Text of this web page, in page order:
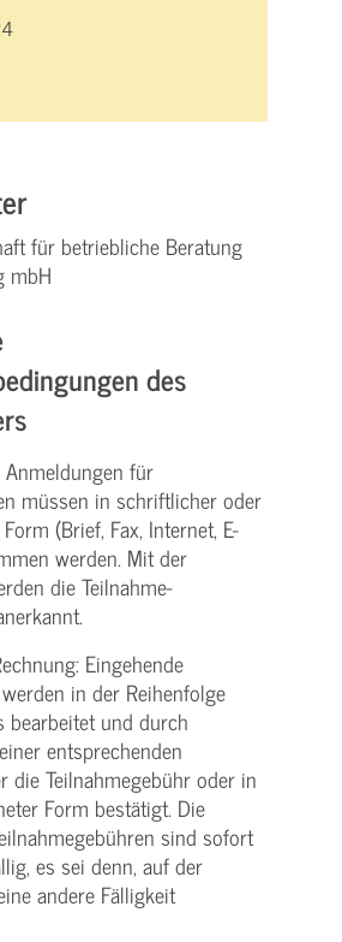
für betriebliche Beratung
mbH
des
für
müssen in schriftlicher oder
(Brief, Fax, Internet, E-
werden. Mit der
die Teilnahme­
Eingehende
in der Reihenfolge
bearbeitet und durch
entsprechenden
die Teilnahmegebühr oder in
Form bestätigt. Die
sind sofort
es sei denn, auf der
andere Fälligkeit